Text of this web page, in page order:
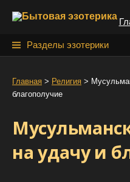
Разделы эзотерики
Главная > Религия >
благополучие
на удачу и